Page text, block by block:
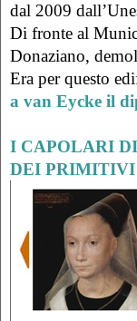
dal 2009
Di fronte al
Donaziano,
Era per questo
a van Eycke il
I CAPOLARI
DEI